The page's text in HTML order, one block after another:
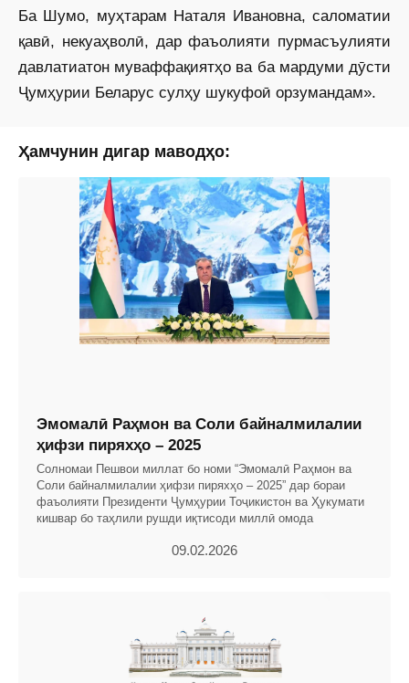
Ба Шумо, муҳтарам Наталя Ивановна, саломатии
қавӣ, некуаҳволӣ, дар фаъолияти пурмасъулияти
давлатиатон муваффақиятҳо ва ба мардуми дӯсти
Ҷумҳурии Беларус сулҳу шукуфоӣ орзумандам».
Ҳамчунин дигар маводҳо:
Эмомалӣ Раҳмон ва Соли байналмилалии
ҳифзи пиряхҳо – 2025
Солномаи Пешвои миллат бо номи “Эмомалӣ Раҳмон ва
Соли байналмилалии ҳифзи пиряхҳо – 2025” дар бораи
фаъолияти Президенти Ҷумҳурии Тоҷикистон ва Ҳукумати
кишвар бо таҳлили рушди иқтисоди миллӣ омода
09.02.2026